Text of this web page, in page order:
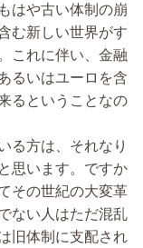
はや古い体制の崩
む新しい世界がす
これに伴い、金融
るいはユーロを含
るということなの
る方は、それなり
思います。ですか
その世紀の大変革
ない人はただ混乱
旧体制に支配され